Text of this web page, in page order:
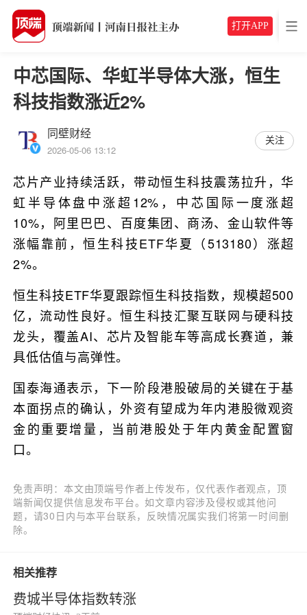
打开APP
中芯国际、华虹半导体大涨，恒生
科技指数涨近2%
同壁财经
2026-05-06 13:12
关注
芯片产业持续活跃，带动恒生科技震荡拉升，华
虹半导体盘中涨超12%，中芯国际一度涨超
10%，阿里巴巴、百度集团、商汤、金山软件等
涨幅靠前，恒生科技ETF华夏（513180）涨超
2%。
恒生科技ETF华夏跟踪恒生科技指数，规模超500
亿，流动性良好。恒生科技汇聚互联网与硬科技
龙头，覆盖AI、芯片及智能车等高成长赛道，兼
具低估值与高弹性。
国泰海通表示，下一阶段港股破局的关键在于基
本面拐点的确认，外资有望成为年内港股微观资
金的重要增量，当前港股处于年内黄金配置窗
口。
免责声明：本文由顶端号作者上传发布，仅代表作者观点，顶
端新闻仅提供信息发布平台。如文章内容涉及侵权或其他问
题，请30日内与本平台联系，反映情况属实我们将第一时间删
除。
相关推荐
费城半导体指数转涨